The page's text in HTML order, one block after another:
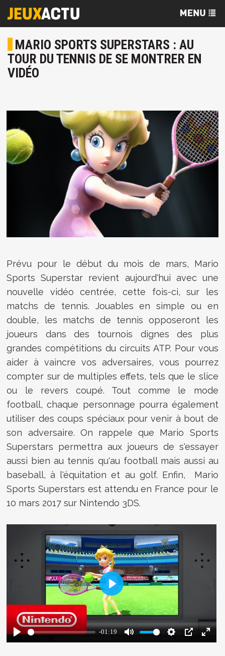
MARIO SPORTS SUPERSTARS : AU
TOUR DU TENNIS DE SE MONTRER EN
VIDÉO
Prévu pour le début du mois de mars, Mario
Sports Superstar revient aujourd'hui avec une
nouvelle vidéo centrée, cette fois-ci, sur les
matchs de tennis. Jouables en simple ou en
double, les matchs de tennis opposeront les
joueurs dans des tournois dignes des plus
grandes compétitions du circuits ATP. Pour vous
aider à vaincre vos adversaires, vous pourrez
compter sur de multiples effets, tels que le slice
ou le revers coupé. Tout comme le mode
football, chaque personnage pourra également
utiliser des coups spéciaux pour venir à bout de
son adversaire. On rappele que Mario Sports
Superstars permettra aux joueurs de s'essayer
aussi bien au tennis qu'au football mais aussi au
baseball, à l'équitation et au golf. Enfin, Mario
Sports Superstars est attendu en France pour le
10 mars 2017 sur Nintendo 3DS.